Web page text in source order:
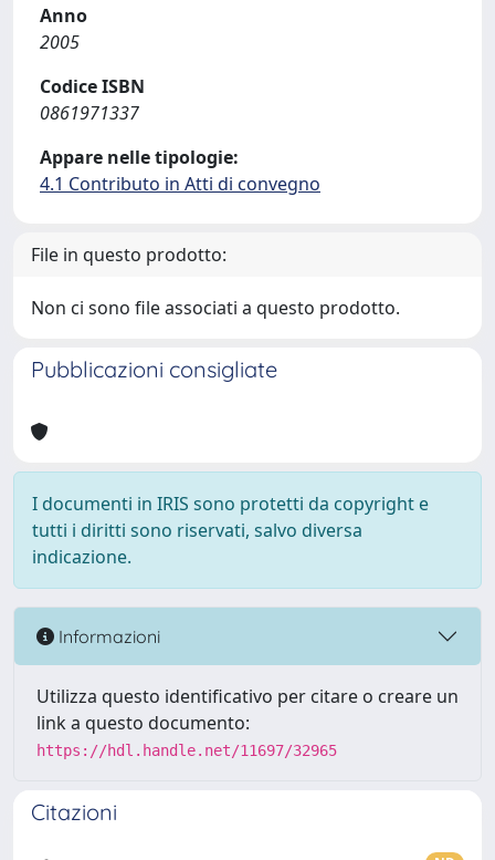
Anno
2005
Codice ISBN
0861971337
Appare nelle tipologie:
4.1 Contributo in Atti di convegno
File in questo prodotto:
Non ci sono file associati a questo prodotto.
Pubblicazioni consigliate
I documenti in IRIS sono protetti da copyright e
tutti i diritti sono riservati, salvo diversa
indicazione.
Informazioni
Utilizza questo identificativo per citare o creare un
link a questo documento:
https://hdl.handle.net/11697/32965
Citazioni